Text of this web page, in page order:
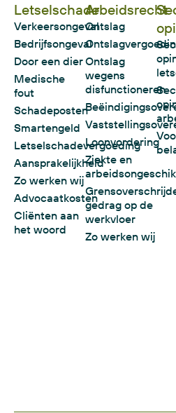
Letselschade
Verkeersongeval
Bedrijfsongeval
Door een dier
Medische
fout
Schadeposten
Smartengeld
Letselschadevergoeding
Aansprakelijkheid
Zo werken wij
Advocaatkosten
Cliënten aan
het woord
Arbeidsrecht
Ontslag
Ontslag
wegens
disfunctioneren
Loonvordering
Ziekte en
gedrag op de
werkvloer
Zo werken wij